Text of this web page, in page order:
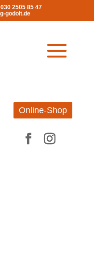
030 2505 85 47
godolt.de
Online-Shop